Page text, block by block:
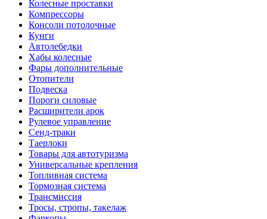
Колесные проставки
Компрессоры
Консоли потолочные
Кунги
Автолебедки
Хабы колесные
Фары дополнительные
Отопители
Подвеска
Пороги силовые
Расширители арок
Рулевое управление
Сенд-траки
Таерлоки
Товары для автотуризма
Универсальные крепления
Топливная система
Тормозная система
Трансмиссия
Тросы, стропы, такелаж